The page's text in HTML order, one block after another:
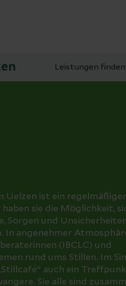
Leistungen finden
Uelzen ist ein
sie die Möglichkeit,
Sorgen und
In angenehmer
(IBCLC) und
rund ums Stillen. Im
auch ein
Sie alle sind